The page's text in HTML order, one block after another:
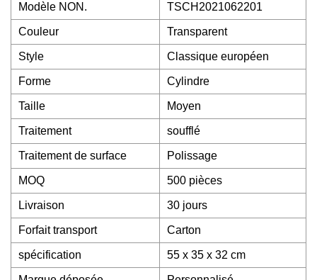
Modèle NON. TSCH2021062201
Couleur Transparent
Style Classique européen
Forme Cylindre
Taille Moyen
Traitement soufflé
Traitement de surface Polissage
MOQ 500 pièces
Livraison 30 jours
Forfait transport Carton
spécification 55 x 35 x 32 cm